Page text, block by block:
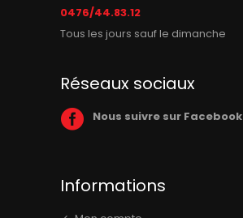
0476/44.83.12
Tous les jours sauf le dimanche
Réseaux sociaux
Nous suivre sur Facebook
Informations